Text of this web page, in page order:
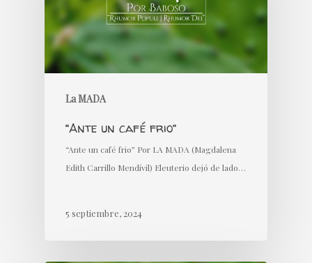
La MADA
“Ante un café frio”
“Ante un café frio” Por LA MADA (Magdalena
Edith Carrillo Mendívil) Eleuterio dejó de lado…
5 septiembre, 2024